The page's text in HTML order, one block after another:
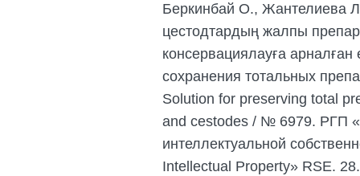
Беркинбай О., Жантелиева
цестодтардың жалпы
консервациялауға арналған
сохранения тотальных
Solution for preserving total
and cestodes / № 6979. РГП
интеллектуальной
Intellectual Property» RSE.